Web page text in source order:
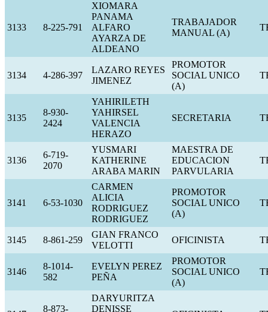
3133 8-225-791
XIOMARA
PANAMA
ALFARO
AYARZA DE
ALDEANO
TRABAJADOR
MANUAL (A)
3134 4-286-397
LAZARO REYES
JIMENEZ
PROMOTOR
SOCIAL UNICO
(A)
3135
8-930-
2424
YAHIRILETH
YAHIRSEL
VALENCIA
HERAZO
SECRETARIA
3136
6-719-
2070
YUSMARI
KATHERINE
ARABA MARIN
MAESTRA DE
EDUCACION
PARVULARIA
3141 6-53-1030
CARMEN
ALICIA
RODRIGUEZ
RODRIGUEZ
PROMOTOR
SOCIAL UNICO
(A)
3145 8-861-259
GIAN FRANCO
VELOTTI
OFICINISTA
3146
8-1014-
582
EVELYN PEREZ
PEÑA
PROMOTOR
SOCIAL UNICO
(A)
8-873-
DARYURITZA
DENISSE